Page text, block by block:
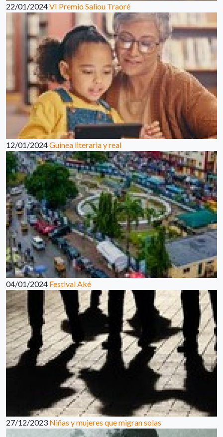
22/01/2024VI Premio Saliou Traoré
12/01/2024Guinea literaria y real
04/01/2024 Festival Aké
27/12/2023 Niñas y mujeres que migran solas